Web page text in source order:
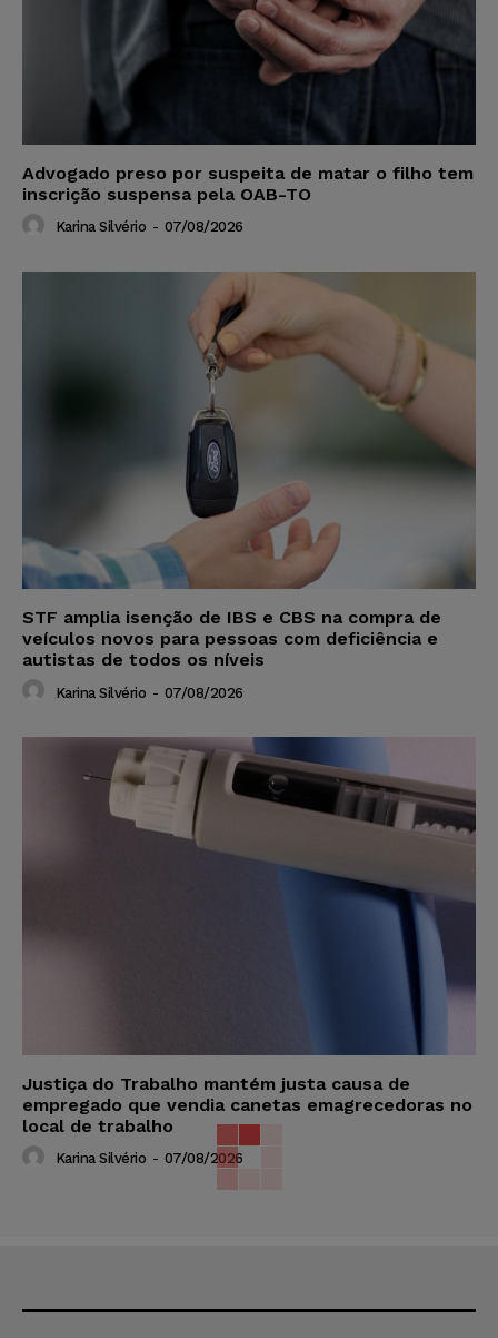
Advogado preso por suspeita de matar o filho tem
inscrição suspensa pela OAB-TO
Karina Silvério - 07/08/2026
STF amplia isenção de IBS e CBS na compra de
veículos novos para pessoas com deficiência e
autistas de todos os níveis
Karina Silvério - 07/08/2026
Justiça do Trabalho mantém justa causa de
empregado que vendia canetas emagrecedoras no
local de trabalho
Karina Silvério - 07/08/2026